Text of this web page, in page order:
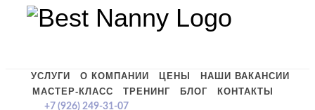
УСЛУГИ О КОМПАНИИ ЦЕНЫ
НАШИ ВАКАНСИИ
МАСТЕР-КЛАСС
ТРЕНИНГ БЛОГ КОНТАКТЫ
+7 (926) 249-31-07